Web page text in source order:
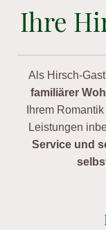
Ihre
Als Hirsch-
familiärer
Ihrem
Leistungen
Service und